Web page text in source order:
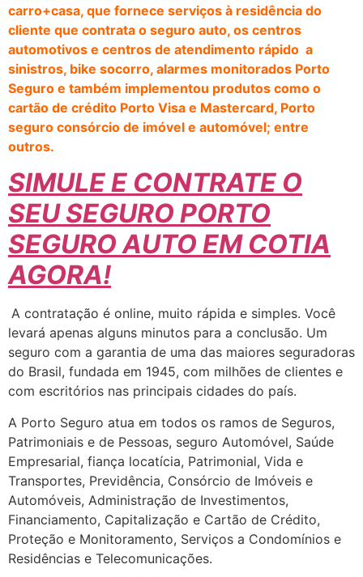
carro+casa, que fornece serviços à residência do
cliente que contrata o seguro auto, os centros
automotivos e centros de atendimento rápido a
sinistros, bike socorro, alarmes monitorados Porto
Seguro e também implementou produtos como o
cartão de crédito Porto Visa e Mastercard, Porto
seguro consórcio de imóvel e automóvel; entre
outros.
SIMULE E CONTRATE O
SEU SEGURO PORTO
SEGURO AUTO EM COTIA
AGORA!
A contratação é online, muito rápida e simples. Você
levará apenas alguns minutos para a conclusão. Um
seguro com a garantia de uma das maiores seguradoras
do Brasil, fundada em 1945, com milhões de clientes e
com escritórios nas principais cidades do país.
A Porto Seguro atua em todos os ramos de Seguros,
Patrimoniais e de Pessoas, seguro Automóvel, Saúde
Empresarial, fiança locatícia, Patrimonial, Vida e
Transportes, Previdência, Consórcio de Imóveis e
Automóveis, Administração de Investimentos,
Financiamento, Capitalização e Cartão de Crédito,
Proteção e Monitoramento, Serviços a Condomínios e
Residências e Telecomunicações.